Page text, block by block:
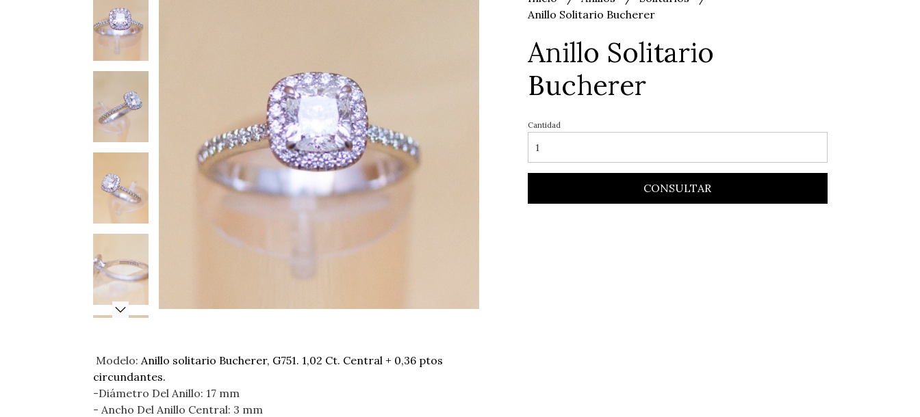
Modelo: Anillo solitario Bucherer, G751. 1,02 Ct. Central + 0,36 ptos
circundantes.
-Diámetro Del Anillo: 17 mm
- Ancho Del Anillo Central: 3 mm
Anillo Solitario Bucherer
Anillo Solitario
Bucherer
Cantidad
CONSULTAR